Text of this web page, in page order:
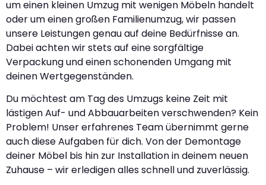
um einen kleinen Umzug mit wenigen Möbeln handelt
oder um einen großen Familienumzug, wir passen
unsere Leistungen genau auf deine Bedürfnisse an.
Dabei achten wir stets auf eine sorgfältige
Verpackung und einen schonenden Umgang mit
deinen Wertgegenständen.
Du möchtest am Tag des Umzugs keine Zeit mit
lästigen Auf- und Abbauarbeiten verschwenden? Kein
Problem! Unser erfahrenes Team übernimmt gerne
auch diese Aufgaben für dich. Von der Demontage
deiner Möbel bis hin zur Installation in deinem neuen
Zuhause – wir erledigen alles schnell und zuverlässig.